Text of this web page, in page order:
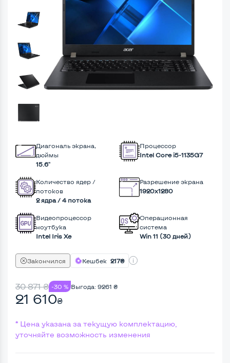
Диагональ экрана,
дюймы
15.6"
Процессор
Intel Core i5-1135G7
Количество ядер /
потоков
2 ядра / 4 потока
Разрешение экрана
1920x1280
Видеопроцессор
ноутбука
Intel Iris Xe
Операционная
система
Win 11 (30 дней)
Закончился Кешбек 217₴
30 871₴ -30 % Выгода: 9261 ₴
21 610₴
* Цена указана за текущую комплектацию,
уточняйте возможность изменения